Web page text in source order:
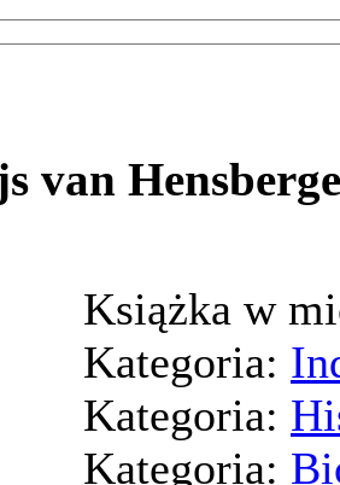
van
Książka w
Kategoria:
Kategoria:
Kategoria: